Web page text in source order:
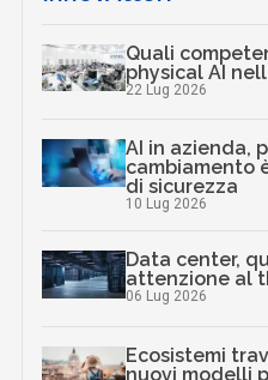
Quali
physical AI
22 Lug 2026
AI in azienda,
cambiamento
di sicurezza
10 Lug 2026
Data center,
attenzione al
06 Lug 2026
Ecosistemi
nuovi modelli